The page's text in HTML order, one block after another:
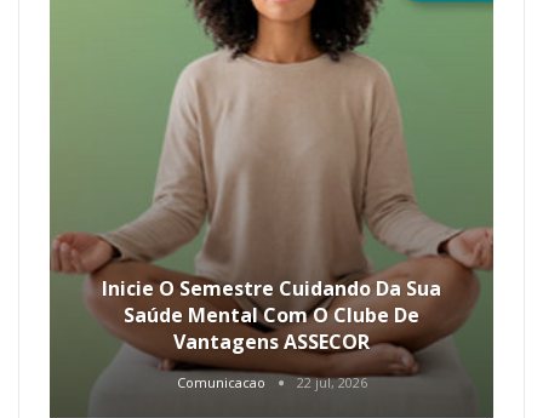
Inicie O Semestre Cuidando Da Sua
Saúde Mental Com O Clube De
Vantagens ASSECOR
Comunicacao 22 jul, 2026